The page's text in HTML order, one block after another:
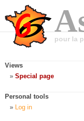
pour la
Views
Special page
Personal tools
Log in